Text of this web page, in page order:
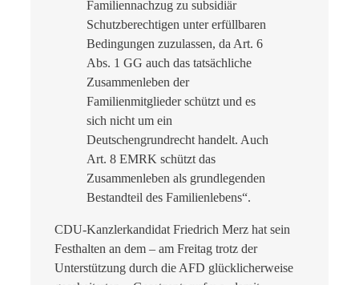
Familiennachzug zu subsidiär
Schutzberechtigen unter erfüllbaren
Bedingungen zuzulassen, da Art. 6
Abs. 1 GG auch das tatsächliche
Zusammenleben der
Familienmitglieder schützt und es
sich nicht um ein
Deutschengrundrecht handelt. Auch
Art. 8 EMRK schützt das
Zusammenleben als grundlegenden
Bestandteil des Familienlebens“.
CDU-Kanzlerkandidat Friedrich Merz hat sein
Festhalten an dem – am Freitag trotz der
Unterstützung durch die AFD glücklicherweise